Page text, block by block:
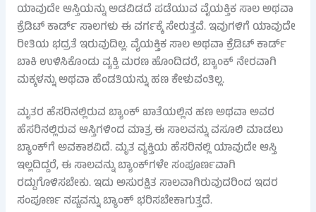
ಯಾವುದೇ ಆಸ್ತಿಯನ್ನು ಅಡವಿಡದೆ ಪಡೆಯುವ ವೈಯಕ್ತಿಕ ಸಾಲ ಅಥವಾ
ಕ್ರೆಡಿಟ್ ಕಾರ್ಡ್ ಸಾಲಗಳು ಈ ವರ್ಗಕ್ಕೆ ಸೇರುತ್ತವೆ. ಇವುಗಳಿಗೆ ಯಾವುದೇ
ರೀತಿಯ ಭದ್ರತೆ ಇರುವುದಿಲ್ಲ. ವೈಯಕ್ತಿಕ ಸಾಲ ಅಥವಾ ಕ್ರೆಡಿಟ್ ಕಾರ್ಡ್
ಬಾಕಿ ಉಳಿಸಿಕೊಂಡು ವ್ಯಕ್ತಿ ಮರಣ ಹೊಂದಿದರೆ, ಬ್ಯಾಂಕ್ ನೇರವಾಗಿ
ಮಕ್ಕಳನ್ನು ಅಥವಾ ಹೆಂಡತಿಯನ್ನು ಹಣ ಕೇಳುವಂತಿಲ್ಲ.
ಮೃತರ ಹೆಸರಿನಲ್ಲಿರುವ ಬ್ಯಾಂಕ್ ಖಾತೆಯಲ್ಲಿನ ಹಣ ಅಥವಾ ಅವರ
ಹೆಸರಿನಲ್ಲಿರುವ ಆಸ್ತಿಗಳಿಂದ ಮಾತ್ರ ಈ ಸಾಲವನ್ನು ವಸೂಲಿ ಮಾಡಲು
ಬ್ಯಾಂಕ್‌ಗೆ ಅವಕಾಶವಿದೆ. ಮೃತ ವ್ಯಕ್ತಿಯ ಹೆಸರಿನಲ್ಲಿ ಯಾವುದೇ ಆಸ್ತಿ
ಇಲ್ಲದಿದ್ದರೆ, ಈ ಸಾಲವನ್ನು ಬ್ಯಾಂಕ್‌ಗಳೇ ಸಂಪೂರ್ಣವಾಗಿ
ರದ್ದುಗೊಳಿಸಬೇಕು. ಇದು ಅಸುರಕ್ಷಿತ ಸಾಲವಾಗಿರುವುದರಿಂದ ಇದರ
ಸಂಪೂರ್ಣ ನಷ್ಟವನ್ನು ಬ್ಯಾಂಕ್ ಭರಿಸಬೇಕಾಗುತ್ತದೆ.